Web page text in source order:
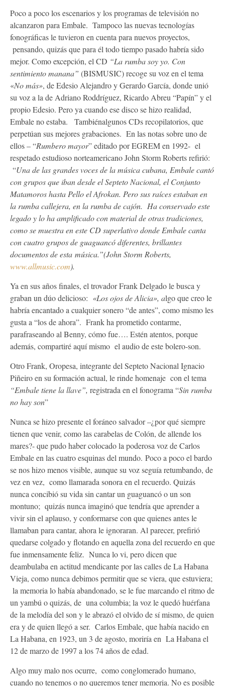
Poco a poco los escenarios y los programas de televisión no
alcanzaron para Embale. Tampoco las nuevas tecnologías
fonográficas le tuvieron en cuenta para nuevos proyectos,
pensando, quizás que para él todo tiempo pasado habría sido
mejor. Como excepción, el CD “La rumba soy yo. Con
sentimiento manana” (BISMUSIC) recoge su voz en el tema
«No más», de Edesio Alejandro y Gerardo García, donde unió
su voz a la de Adriano Roddríguez, Ricardo Abreu “Papín” y el
propio Edesio. Pero ya cuando ese disco se hizo realidad,
Embale no estaba. Tambiénalgunos CDs recopilatorios, que
perpetúan sus mejores grabaciones. En las notas sobre uno de
ellos – “Rumbero mayor” editado por EGREM en 1992- el
respetado estudioso norteamericano John Storm Roberts refirió:
“Una de las grandes voces de la música cubana, Embale cantó
con grupos que iban desde el Septeto Nacional, el Conjunto
Matamoros hasta Pello el Afrokan. Pero sus raíces estaban en
la rumba callejera, en la rumba de cajón. Ha conservado este
legado y lo ha amplificado con material de otras tradiciones,
como se muestra en este CD superlativo donde Embale canta
con cuatro grupos de guaguancó diferentes, brillantes
documentos de esta música.”(John Storm Roberts,
www.allmusic.com).
Ya en sus años finales, el trovador Frank Delgado le busca y
graban un dúo delicioso: «Los ojos de Alicia», algo que creo le
habría encantado a cualquier sonero “de antes”, como mismo les
gusta a “los de ahora”. Frank ha prometido contarme,
parafraseando al Benny, cómo fue…. Estén atentos, porque
además, compartiré aquí mismo el audio de este bolero-son.
Otro Frank, Oropesa, integrante del Septeto Nacional Ignacio
Piñeiro en su formación actual, le rinde homenaje con el tema
“Embale tiene la llave”, registrada en el fonograma “Sin rumba
no hay son”
Nunca se hizo presente el foráneo salvador –¿por qué siempre
tienen que venir, como las carabelas de Colón, de allende los
mares?- que pudo haber colocado la poderosa voz de Carlos
Embale en las cuatro esquinas del mundo. Poco a poco el bardo
se nos hizo menos visible, aunque su voz seguía retumbando, de
vez en vez, como llamarada sonora en el recuerdo. Quizás
nunca concibió su vida sin cantar un guaguancó o un son
montuno; quizás nunca imaginó que tendría que aprender a
vivir sin el aplauso, y conformarse con que quienes antes le
llamaban para cantar, ahora le ignoraran. Al parecer, prefirió
quedarse colgado y flotando en aquella zona del recuerdo en que
fue inmensamente feliz. Nunca lo vi, pero dicen que
deambulaba en actitud mendicante por las calles de La Habana
Vieja, como nunca debimos permitir que se viera, que estuviera;
la memoria lo había abandonado, se le fue marcando el ritmo de
un yambú o quizás, de una columbia; la voz le quedó huérfana
de la melodía del son y le abrazó el olvido de sí mismo, de quien
era y de quien llegó a ser. Carlos Embale, que había nacido en
La Habana, en 1923, un 3 de agosto, moriría en La Habana el
12 de marzo de 1997 a los 74 años de edad.
Algo muy malo nos ocurre, como conglomerado humano,
cuando no tenemos o no queremos tener memoria. No es posible